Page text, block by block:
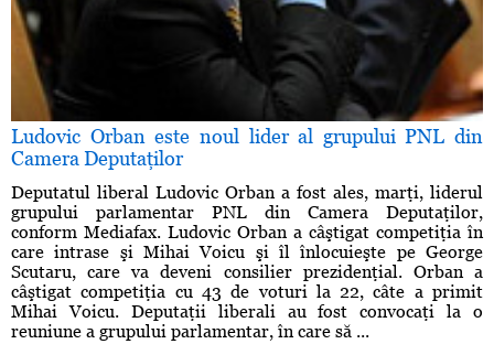
Ludovic Orban este noul lider al grupului PNL din
Camera Deputaţilor
Deputatul liberal Ludovic Orban a fost ales, marţi, liderul
grupului parlamentar PNL din Camera Deputaţilor,
conform Mediafax. Ludovic Orban a câştigat competiţia în
care intrase şi Mihai Voicu şi îl înlocuieşte pe George
Scutaru, care va deveni consilier prezidenţial. Orban a
câştigat competiţia cu 43 de voturi la 22, câte a primit
Mihai Voicu. Deputaţii liberali au fost convocaţi la o
reuniune a grupului parlamentar, în care să ...